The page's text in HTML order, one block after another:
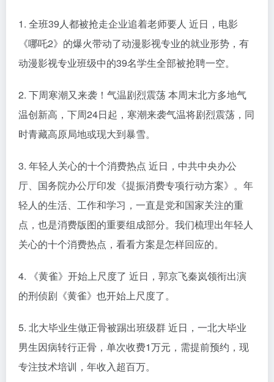
1. 全班39人都被抢走企业追着老师要人 近日，电影
《哪吒2》的爆火带动了动漫影视专业的就业形势，有
动漫影视专业班级中的39名学生全部被抢聘一空。
2. 下周寒潮又来袭！气温剧烈震荡 本周末北方多地气
温创新高，下周24日起，寒潮来袭气温将剧烈震荡，同
时青藏高原局地或现大到暴雪。
3. 年轻人关心的十个消费热点 近日，中共中央办公
厅、国务院办公厅印发《提振消费专项行动方案》。年
轻人的生活、工作和学习，一直是党和国家关注的重
点，也是消费版图的重要组成部分。我们梳理出年轻人
关心的十个消费热点，看看方案是怎样回应的。
4. 《黄雀》开始上尺度了 近日，郭京飞秦岚领衔出演
的刑侦剧《黄雀》也开始上尺度了。
5. 北大毕业生做正骨被踢出班级群 近日，一北大毕业
男生因病转行正骨，单次收费1万元，需提前预约，现
专注技术培训，年收入超百万。